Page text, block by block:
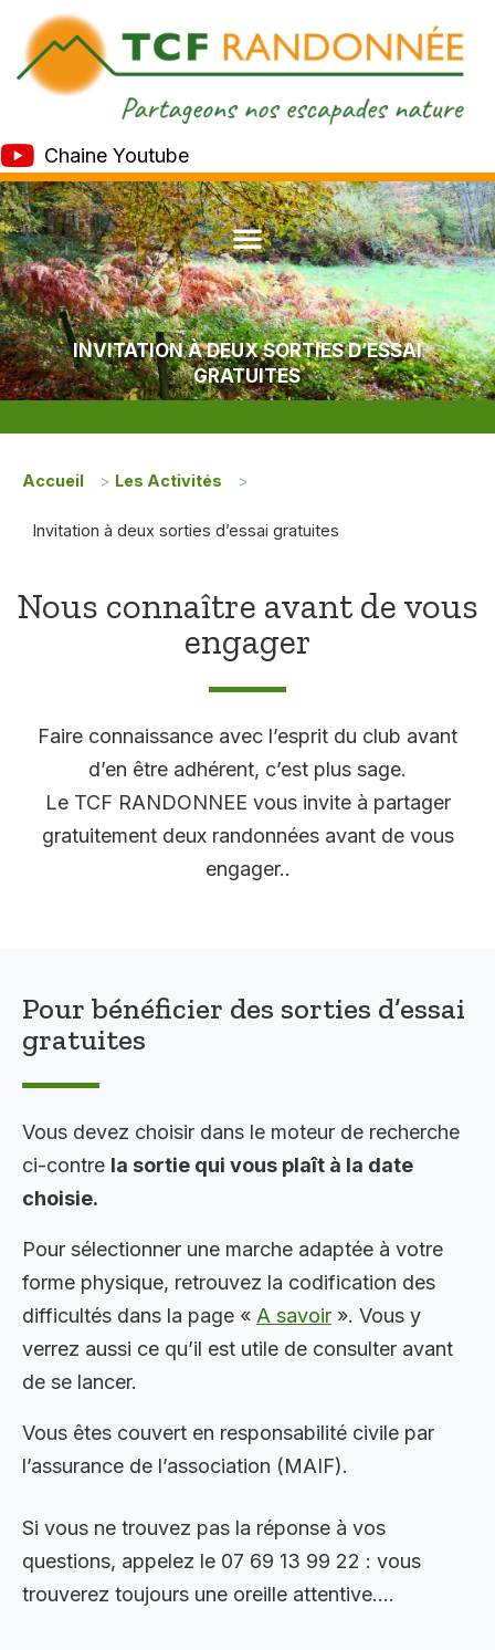
Chaine Youtube
INVITATION À DEUX SORTIES D’ESSAI
GRATUITES
Accueil > Les Activités >
Invitation à deux sorties d’essai gratuites
Nous connaître avant de vous
engager
Faire connaissance avec l’esprit du club avant
d’en être adhérent, c’est plus sage.
Le TCF RANDONNEE vous invite à partager
gratuitement deux randonnées avant de vous
engager..
Pour bénéficier des sorties d’essai
gratuites
Vous devez choisir dans le moteur de recherche
ci-contre la sortie qui vous plaît à la date
choisie.
Pour sélectionner une marche adaptée à votre
forme physique, retrouvez la codification des
difficultés dans la page « A savoir ». Vous y
verrez aussi ce qu’il est utile de consulter avant
de se lancer.
Vous êtes couvert en responsabilité civile par
l’assurance de l’association (MAIF).
Si vous ne trouvez pas la réponse à vos
questions, appelez le 07 69 13 99 22 : vous
trouverez toujours une oreille attentive….